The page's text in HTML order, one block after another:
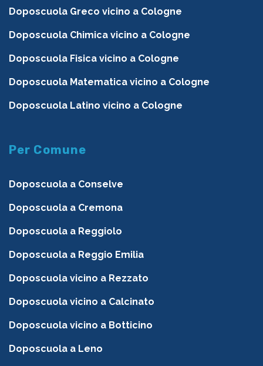
Doposcuola Greco vicino a Cologne
Doposcuola Chimica vicino a Cologne
Doposcuola Fisica vicino a Cologne
Doposcuola Matematica vicino a Cologne
Doposcuola Latino vicino a Cologne
Per Comune
Doposcuola a Conselve
Doposcuola a Cremona
Doposcuola a Reggiolo
Doposcuola a Reggio Emilia
Doposcuola vicino a Rezzato
Doposcuola vicino a Calcinato
Doposcuola vicino a Botticino
Doposcuola a Leno